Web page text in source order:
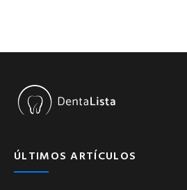
ÚLTIMOS ARTÍCULOS